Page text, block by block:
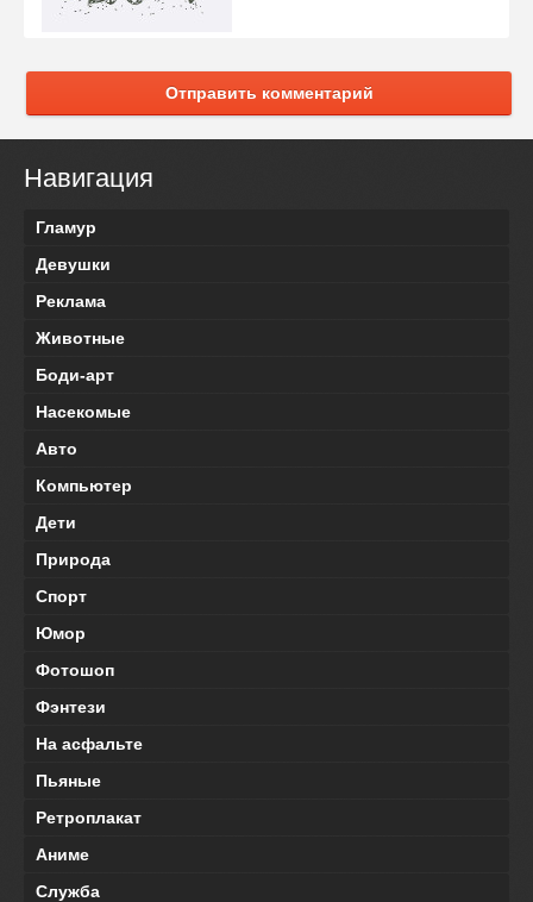
Отправить комментарий
Навигация
Гламур
Девушки
Реклама
Животные
Боди-арт
Насекомые
Авто
Компьютер
Дети
Природа
Спорт
Юмор
Фотошоп
Фэнтези
На асфальте
Пьяные
Ретроплакат
Аниме
Служба